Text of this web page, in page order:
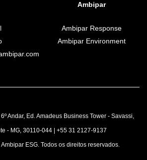
Ambipar
Ambipar Response
Ambipar Environment
Andar, Ed. Amadeus Business Tower - Savassi,
- MG, 30110-044 | +55 31 2127-9137
ESG. Todos os direitos reservados.